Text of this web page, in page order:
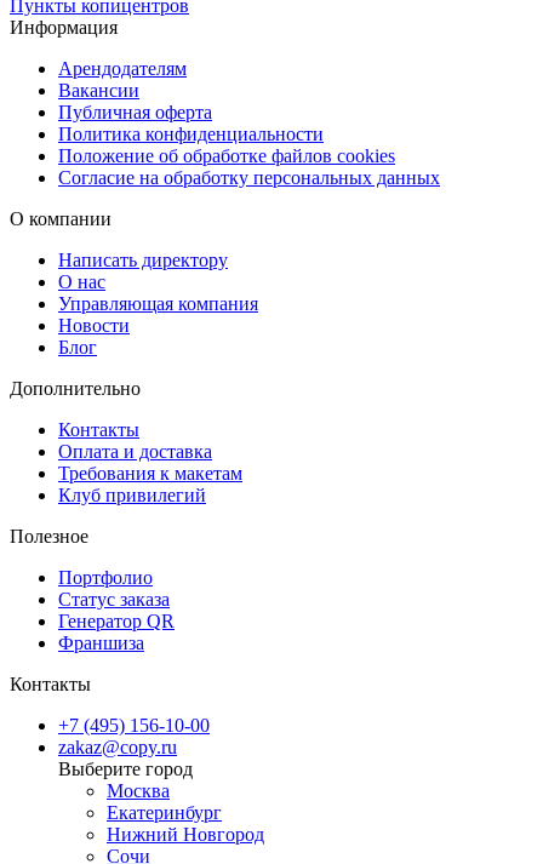
получите заказ без задержек и с полной уверенностью в
результате.
Пункты копицентров
Информация
Арендодателям
Вакансии
Публичная оферта
Политика конфиденциальности
Положение об обработке файлов cookies
Согласие на обработку персональных данных
О компании
Написать директору
О нас
Управляющая компания
Новости
Блог
Дополнительно
Контакты
Оплата и доставка
Требования к макетам
Клуб привилегий
Полезное
Портфолио
Статус заказа
Генератор QR
Франшиза
Контакты
+7 (495) 156-10-00
zakaz@copy.ru
Москва
Екатеринбург
Нижний Новгород
Сочи